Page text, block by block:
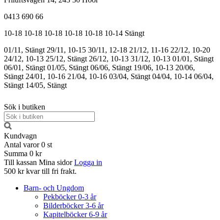
0413 690 66
10-18 10-18 10-18 10-18 10-18 10-14 Stängt
01/11, Stängt 29/11, 10-15 30/11, 12-18 21/12, 11-16 22/12, 10-20
24/12, 10-13 25/12, Stängt 26/12, 10-13 31/12, 10-13 01/01, Stängt
06/01, Stängt 01/05, Stängt 06/06, Stängt 19/06, 10-13 20/06,
Stängt 24/01, 10-16 21/04, 10-16 03/04, Stängt 04/04, 10-14 06/04,
Stängt 14/05, Stängt
Sök i butiken
Kundvagn
Antal varor 0 st
Summa 0 kr
Till kassan Mina sidor Logga in
500 kr kvar till fri frakt.
Barn- och Ungdom
Pekböcker 0-3 år
Bilderböcker 3-6 år
Kapitelböcker 6-9 år